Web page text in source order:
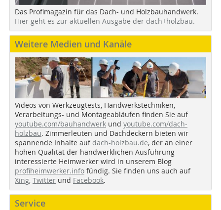
Das Profimagazin für das Dach- und Holzbauhandwerk.
Hier geht es zur aktuellen Ausgabe der dach+holzbau.
Weitere Medien und Kanäle
Videos von Werkzeugtests, Handwerkstechniken,
Verarbeitungs- und Montageabläufen finden Sie auf
youtube.com/bauhandwerk und youtube.com/dach-
holzbau. Zimmerleuten und Dachdeckern bieten wir
spannende Inhalte auf dach-holzbau.de, der an einer
hohen Qualität der handwerklichen Ausführung
interessierte Heimwerker wird in unserem Blog
profiheimwerker.info fündig. Sie finden uns auch auf
Xing, Twitter und Facebook.
Service